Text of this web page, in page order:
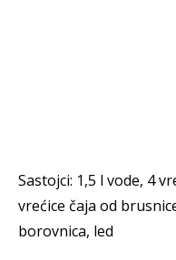
Sastojci: 1,5 l vode, 4
vrećice čaja od
borovnica, led